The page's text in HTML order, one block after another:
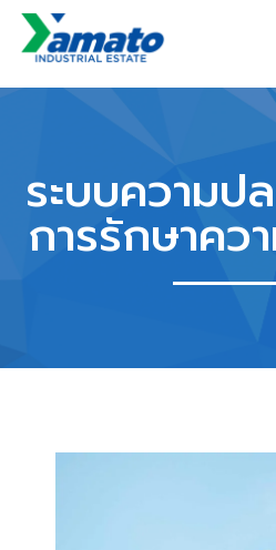
ระบบความป
การรักษาค